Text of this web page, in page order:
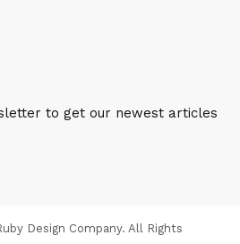
to get our newest articles
Design Company. All Rights